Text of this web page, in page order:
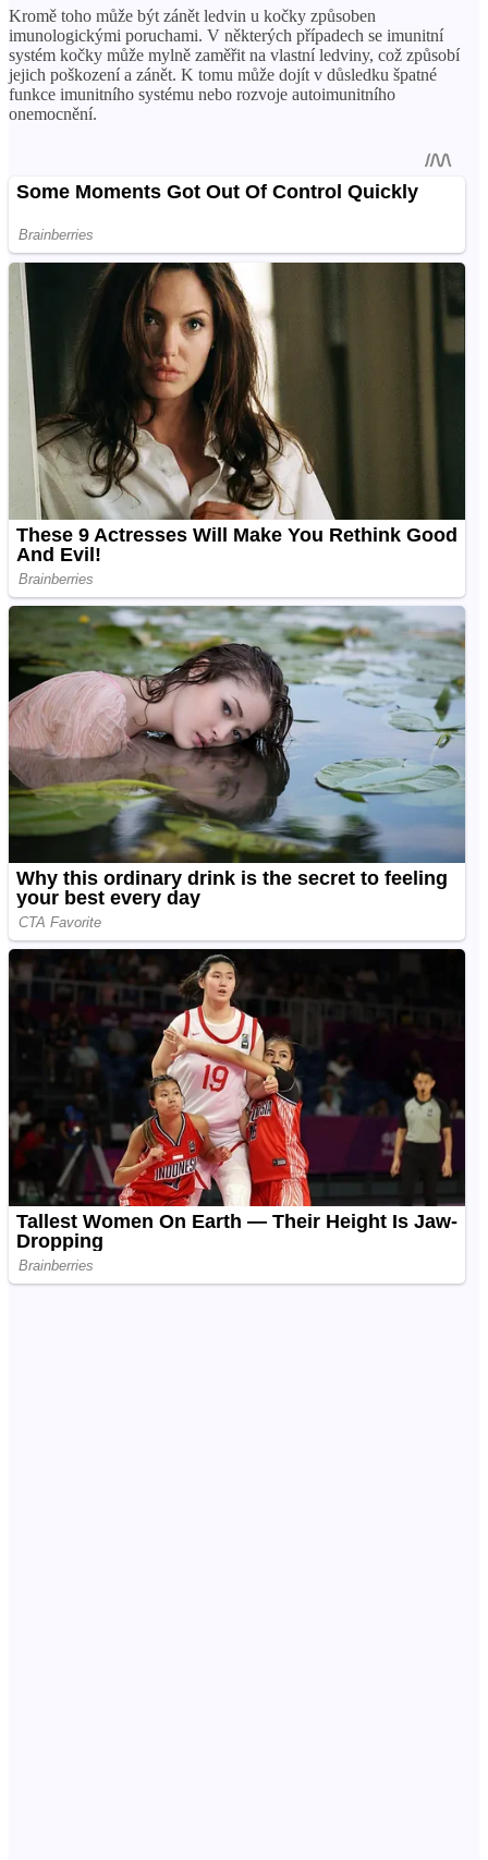
Kromě toho může být zánět ledvin u kočky způsoben
imunologickými poruchami. V některých případech se imunitní
systém kočky může mylně zaměřit na vlastní ledviny, což způsobí
jejich poškození a zánět. K tomu může dojít v důsledku špatné
funkce imunitního systému nebo rozvoje autoimunitního
onemocnění.